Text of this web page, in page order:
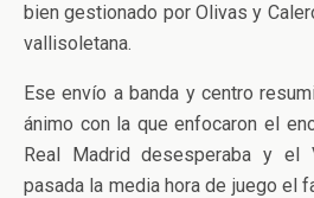
bien gestionado por Olivas y
vallisoletana.
Ese envío a banda y centro
ánimo con la que enfocaron el
Real Madrid desesperaba y el
pasada la media hora de juego el